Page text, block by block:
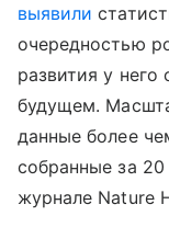
выявили
очередностью
развития у него
будущем.
данные более
собранные за
журнале Nature